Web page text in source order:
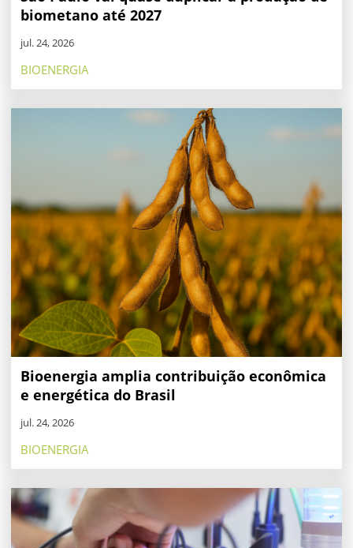
biometano até 2027
jul. 24, 2026
BIOENERGIA
Bioenergia amplia contribuição econômica
e energética do Brasil
jul. 24, 2026
BIOENERGIA